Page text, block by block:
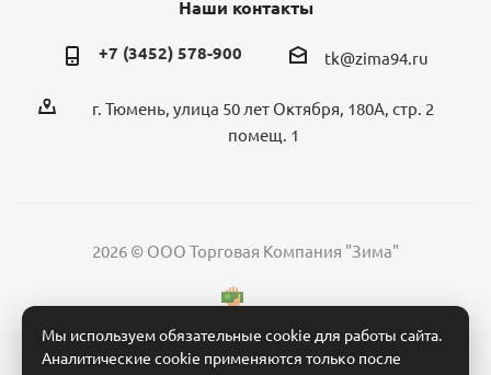
Наши контакты
+7 (3452) 578-900 tk@zima94.ru
г. Тюмень, улица 50 лет Октября, 180А, стр. 2
помещ. 1
2026 © ООО Торговая Компания "Зима"
Мы используем обязательные cookie для работы сайта.
Аналитические cookie применяются только после